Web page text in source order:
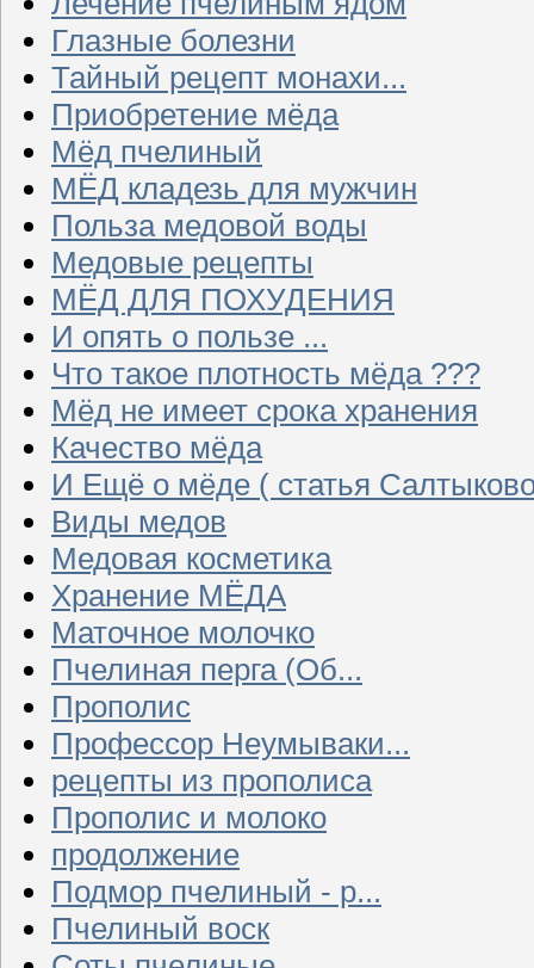
Глазные болезни
Тайный рецепт монахи...
Приобретение мёда
Мёд пчелиный
МЁД кладезь для мужчин
Польза медовой воды
Медовые рецепты
МЁД ДЛЯ ПОХУДЕНИЯ
И опять о пользе ...
Что такое плотность мёда ???
Мёд не имеет срока хранения
Качество мёда
И Ещё о мёде ( статья
Виды медов
Медовая косметика
Хранение МЁДА
Маточное молочко
Пчелиная перга (Об...
Прополис
Профессор Неумываки...
рецепты из прополиса
Прополис и молоко
продолжение
Подмор пчелиный - р...
Пчелиный воск